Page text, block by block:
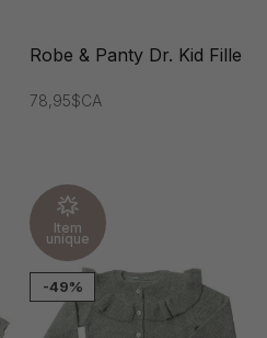
Robe & Panty Dr. Kid Fille
78,95$CA
Item
unique
-49%